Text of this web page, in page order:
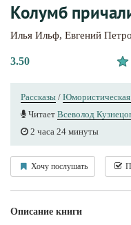
Колумб
Илья Ильф, Евгений
3.50
Рассказы / Юмористическая
Читает Всеволод
2 часа 24 минуты
Хочу послушать
Описание книги